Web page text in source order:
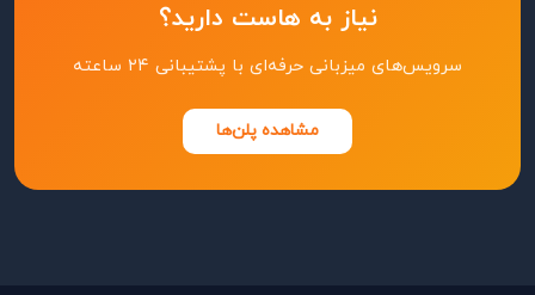
نیاز به هاست دارید؟
سرویس‌های میزبانی حرفه‌ای با پشتیبانی ۲۴ ساعته
مشاهده پلن‌ها